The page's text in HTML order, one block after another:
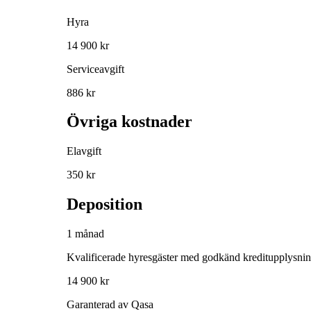
Hyra
14 900 kr
Serviceavgift
886 kr
Övriga kostnader
Elavgift
350 kr
Deposition
1 månad
Kvalificerade hyresgäster med godkänd
14 900 kr
Garanterad av Qasa